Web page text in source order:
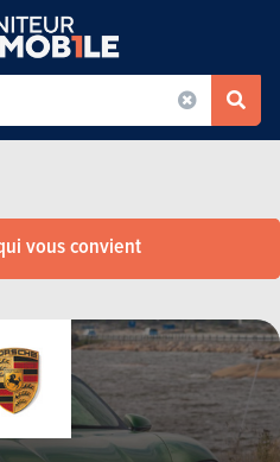
vous convient